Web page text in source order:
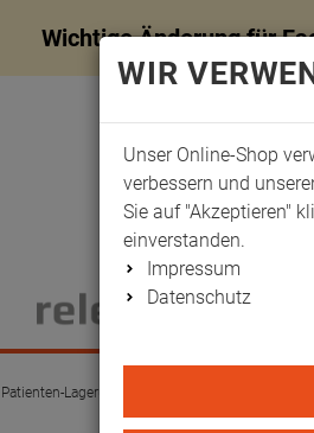
Wichtige Änderung für
Patienten-Lagerung
WIR
Unser Online-Shop
verbessern und
Sie auf "Akzeptieren"
einverstanden.
Impressum
Datenschutz